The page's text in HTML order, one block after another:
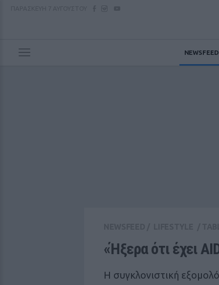
NEWSFEED
«Ήξερα ότι έχει
Η συγκλονιστική